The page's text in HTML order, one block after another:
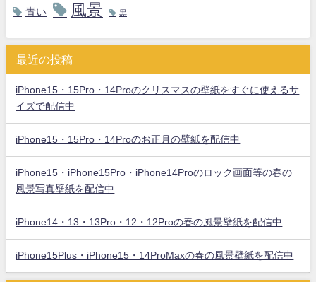
青い 風景 黒
最近の投稿
iPhone15・15Pro・14Proのクリスマスの壁紙をすぐに使えるサ
イズで配信中
iPhone15・15Pro・14Proのお正月の壁紙を配信中
iPhone15・iPhone15Pro・iPhone14Proのロック画面等の春の
風景写真壁紙を配信中
iPhone14・13・13Pro・12・12Proの春の風景壁紙を配信中
iPhone15Plus・iPhone15・14ProMaxの春の風景壁紙を配信中